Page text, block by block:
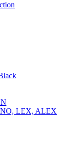
LEX, ALEX